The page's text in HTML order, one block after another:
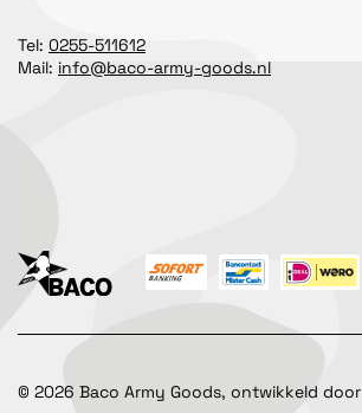
Tel: 0255-511612
Mail: info@baco-army-goods.nl
© 2026 Baco Army Goods, ontwikkeld door